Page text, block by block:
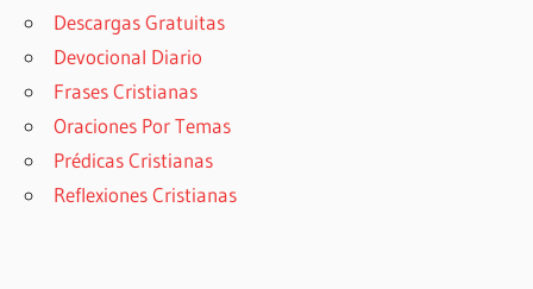
Descargas Gratuitas
Devocional Diario
Frases Cristianas
Oraciones Por Temas
Prédicas Cristianas
Reflexiones Cristianas